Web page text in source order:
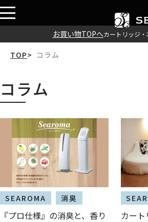
お買い物TOPへカートリッジ
TOP コラム
コラム
SEAROMA 消臭
『プロ仕様』の消臭と、香り
カー